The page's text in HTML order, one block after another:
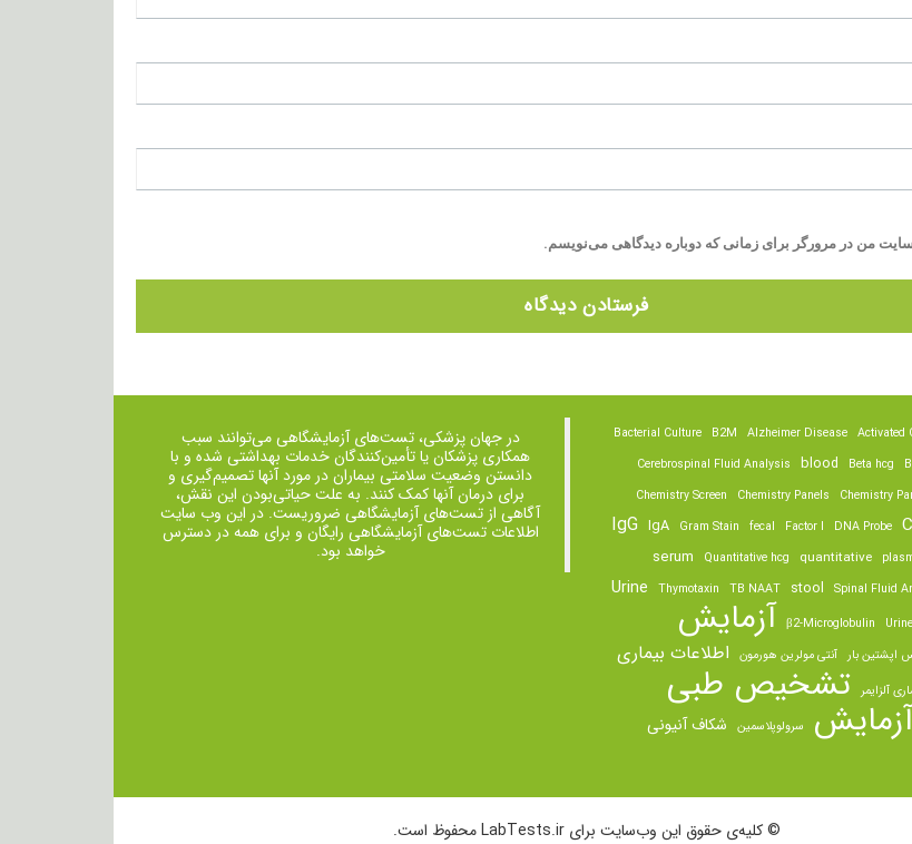
من در مرورگر برای زمانی که دوباره دیدگاهی می‌نویسم.
Activated
Alzheimer Disease
B2M
Bacterial Culture
Beta hcg
blood
Cerebrospinal Fluid Analysis
Chemistry
Chemistry Panels
Chemistry Screen
DNA Probe
Factor I
fecal
Gram Stain
IgA
IgG
quantitative
Quantitative hcg
serum
Spinal Fluid
stool
TB NAAT
Thymotaxin
Urine
β2-Microglobulin آزمایش
اپشتین بار آنتی مولرین هورمون اطلاعات بیماری
آلزایمر تشخیص طبی
سرولوپلاسمین شکاف آنیونی
در جهان پزشکی، تست‌های آزمایشگاهی می‌توانند سبب
همکاری پزشکان یا تأمین‌کنندگان خدمات بهداشتی شده و با
دانستن وضعیت سلامتی بیماران در مورد آنها تصمیم‌گیری و
برای درمان ‌آنها کمک کنند. به علت حیاتی‌بودن این نقش،
آگاهی از تست‌های آزمایشگاهی ضروریست. در این وب سایت
اطلاعات تست‌های آزمایشگاهی رایگان و برای همه در دسترس
خواهد بود.
© کلیه‌ی حقوق این وب‌سایت برای LabTests.ir محفوظ است.